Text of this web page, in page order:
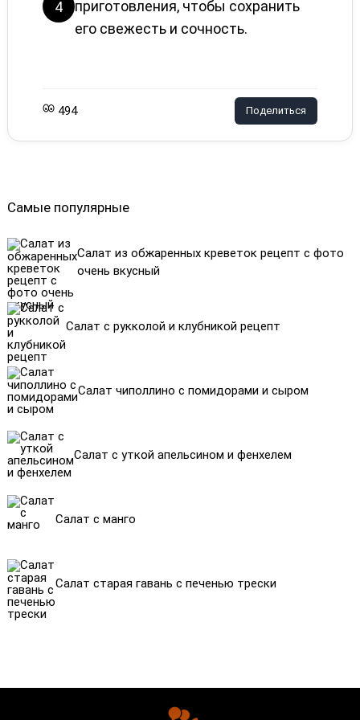
Самые популярные
Салат из обжаренных креветок рецепт с фото
очень вкусный
Салат с рукколой и клубникой рецепт
Салат чиполлино с помидорами и сыром
Салат с уткой апельсином и фенхелем
Салат с манго
Салат старая гавань с печенью трески
4
приготовления, чтобы сохранить
его свежесть и сочность.
494 Поделиться